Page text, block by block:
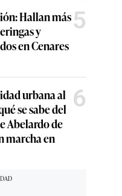
Hallan más
y
en Cenares
5
urbana al
se sabe del
Abelardo de
marcha en
6